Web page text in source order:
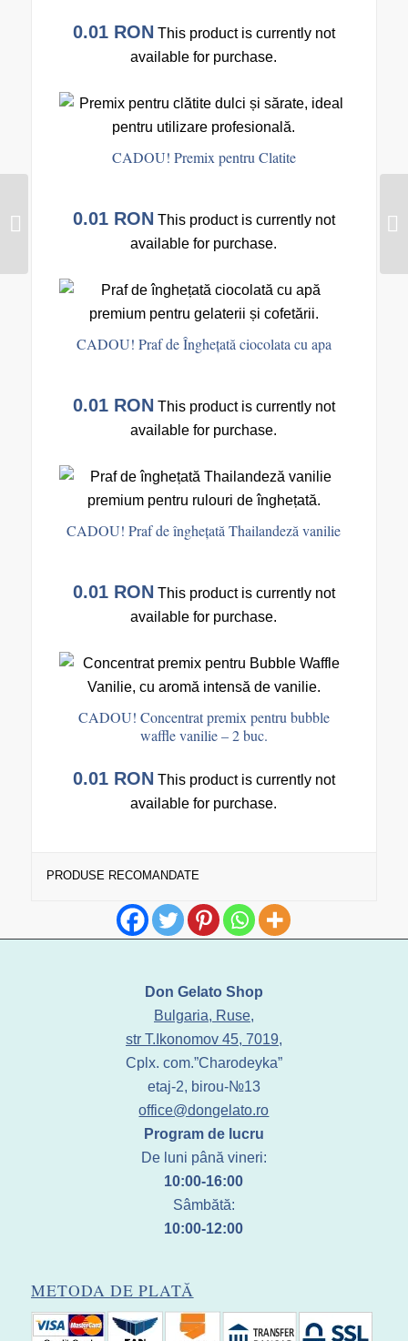
0.01 RON This product is currently not
available for purchase.
CADOU! Premix pentru Clatite
0.01 RON This product is currently not
available for purchase.
CADOU! Praf de Înghețată ciocolata cu apa
0.01 RON This product is currently not
available for purchase.
CADOU! Praf de înghețată Thailandeză vanilie
0.01 RON This product is currently not
available for purchase.
CADOU! Concentrat premix pentru bubble
waffle vanilie – 2 buc.
0.01 RON This product is currently not
available for purchase.
PRODUSE RECOMANDATE
Don Gelato Shop
Bulgaria, Ruse,
str T.Ikonomov 45, 7019,
Cplx. com.”Charodeyka”
etaj-2, birou-№13
office@dongelato.ro
Program de lucru
De luni până vineri:
10:00-16:00
Sâmbătă:
10:00-12:00
METODA DE PLATĂ
pentru Gogoși ≈2000